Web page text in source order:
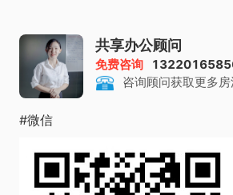
共享办公顾问
免费咨询
咨询顾问获取更多
#微信